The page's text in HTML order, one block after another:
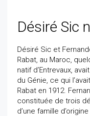
Désiré Sic
Désiré Sic et
Rabat, au Maroc,
natif d’Entrevaux,
du Génie, ce qui
Rabat en 1912.
constituée de trois
d’une famille